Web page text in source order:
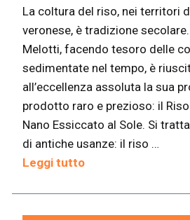
La coltura del riso, nei territori
veronese, è tradizione
Melotti, facendo tesoro delle
sedimentate nel tempo, è
all’eccellenza assoluta la sua
prodotto raro e prezioso: il
Nano Essiccato al Sole. Si
di antiche usanze: il riso …
Leggi tutto